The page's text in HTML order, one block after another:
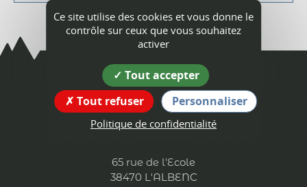
L'Albenc
Coordonnées
65 rue de l'Ecole
38470 L'ALBENC
Ce site utilise des cookies et vous donne le
contrôle sur ceux que vous souhaitez
activer
Tout accepter
Tout refuser
Personnaliser
Politique de confidentialité